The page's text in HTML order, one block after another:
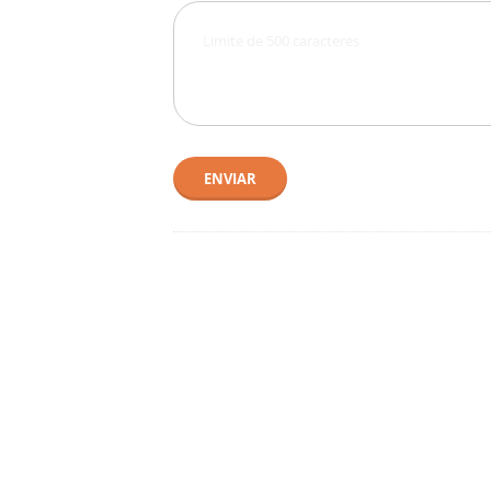
ENVIAR